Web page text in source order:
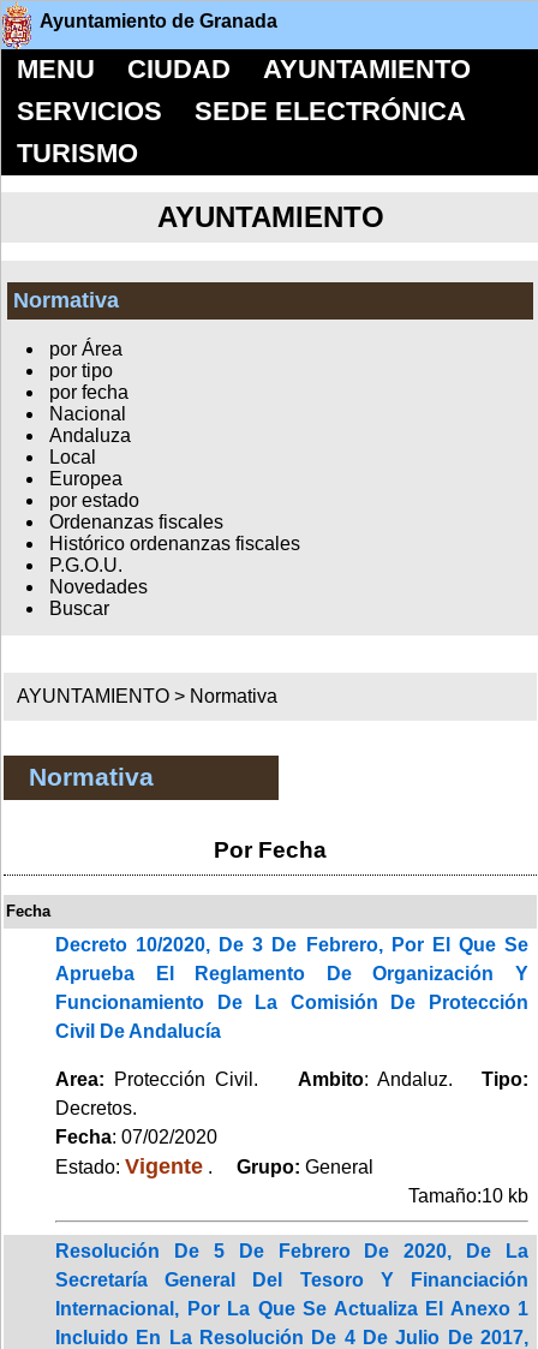
Ayuntamiento de Granada
MENU CIUDAD
AYUNTAMIENTO
SERVICIOS
SEDE ELECTRÓNICA
TURISMO
AYUNTAMIENTO
Normativa
por Área
por tipo
por fecha
Nacional
Andaluza
Local
Europea
por estado
Ordenanzas fiscales
Histórico ordenanzas fiscales
P.G.O.U.
Novedades
Buscar
AYUNTAMIENTO > Normativa
Normativa
Por Fecha
Fecha
Decreto 10/2020, De 3 De Febrero, Por El Que Se
Aprueba El Reglamento De Organización Y
Funcionamiento De La Comisión De Protección
Civil De Andalucía
Area: Protección Civil. Ambito: Andaluz.Tipo:
Decretos.
Fecha: 07/02/2020
Estado: Vigente . Grupo: General
Tamaño:10 kb
Resolución De 5 De Febrero De 2020, De La
Secretaría General Del Tesoro Y Financiación
Internacional, Por La Que Se Actualiza El Anexo 1
Incluido En La Resolución De 4 De Julio De 2017,